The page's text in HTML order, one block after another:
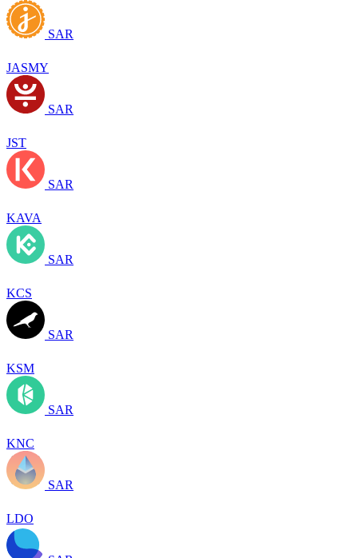
SAR
JASMY
SAR
JST
SAR
KAVA
SAR
KCS
SAR
KSM
SAR
KNC
SAR
LDO